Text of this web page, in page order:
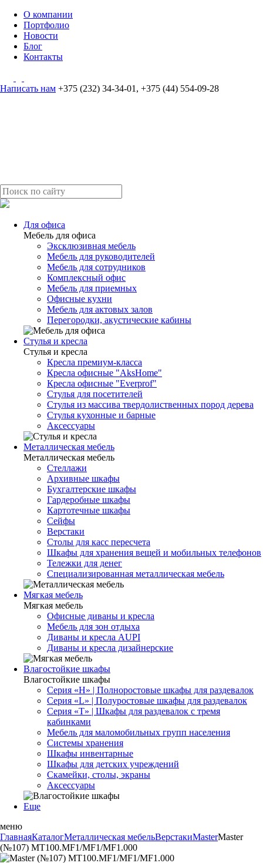
О компании
Портфолио
Новости
Блог
Контакты
Написать нам +375 (232) 34-34-01 , +375 (44) 554-09-28
Для офиса
Мебель для офиса
Эксклюзивная мебель
Мебель для руководителей
Мебель для сотрудников
Комплексный офис
Мебель для приемных
Офисные кухни
Мебель для актовых залов
Перегородки, акустические кабины
Стулья и кресла
Стулья и кресла
Кресла премиум-класса
Кресла офисные "AksHome"
Кресла офисные "Everprof"
Стулья для посетителей
Стулья из массива твердолиственных пород дерева
Стулья кухонные и барные
Аксессуары
Металлическая мебель
Металлическая мебель
Стеллажи
Архивные шкафы
Бухгалтерские шкафы
Гардеробные шкафы
Картотечные шкафы
Сейфы
Верстаки
Столы для касс пересчета
Шкафы для хранения вещей и мобильных телефонов
Тележки для денег
Специализированная металлическая мебель
Мягкая мебель
Мягкая мебель
Офисные диваны и кресла
Мебель для зон отдыха
Диваны и кресла AUPI
Диваны и кресла дизайнерские
Влагостойкие шкафы
Влагостойкие шкафы
Серия «H» | Полноростовые шкафы для раздевалок
Серия «L» | Полуростовые шкафы для раздевалок
Серия «T» | Шкафы для раздевалок с тремя
кабинками
Мебель для маломобильных групп населения
Системы хранения
Шкафы инвентарные
Шкафы для детских учреждений
Скамейки, столы, экраны
Аксессуары
Еще
меню
ГлавнаяКаталогМеталлическая мебельВерстакиMasterMaster
(№107) MT100.MF1/MF1/MF1.000